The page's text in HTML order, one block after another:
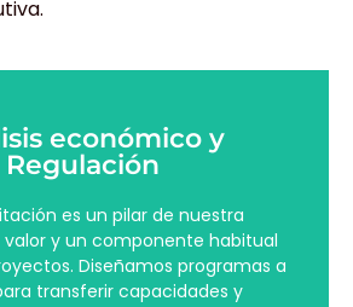
económico y
Regulación
es un pilar de nuestra
y un componente habitual
Diseñamos programas a
transferir capacidades y
es un pilar de nuestra
y un componente habitual
Diseñamos programas a
en economía aplicada,
y ciencia de datos.